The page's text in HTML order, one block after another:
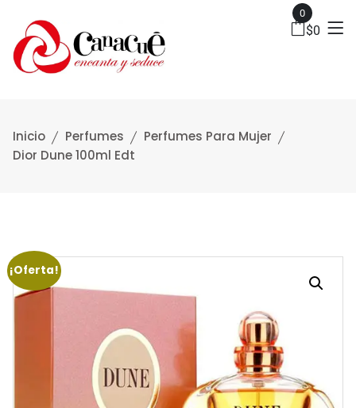
0
$0
Inicio Perfumes
Perfumes Para Mujer
Dior Dune 100ml Edt
¡Oferta!